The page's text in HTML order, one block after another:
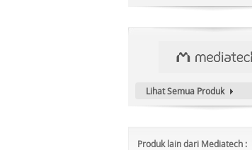
Lihat Semua Produk
Produk lain dari Mediatech :